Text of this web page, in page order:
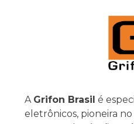
A Grifon Brasil é
eletrônicos, pioneira